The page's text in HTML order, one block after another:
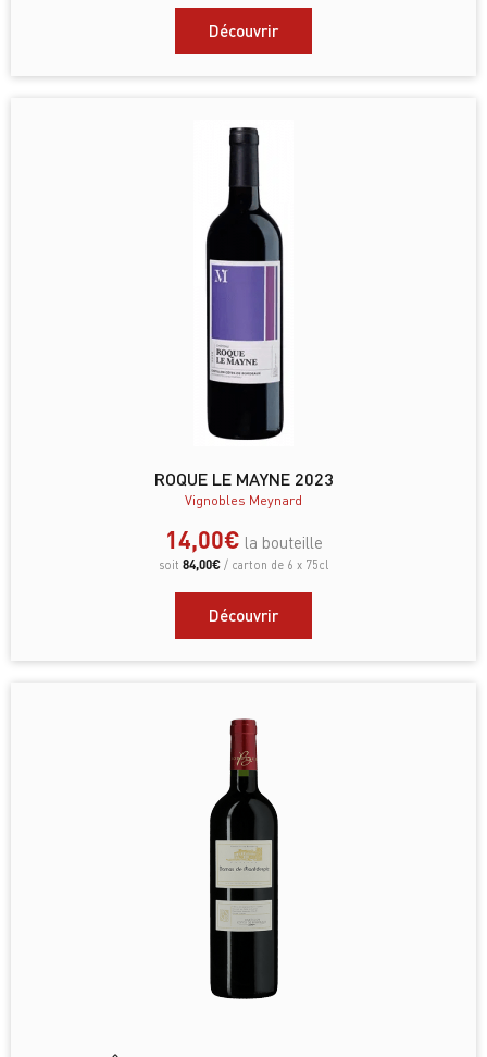
Découvrir
ROQUE LE MAYNE 2023
Vignobles Meynard
14,00€ la bouteille
soit 84,00€ / carton de 6 x 75cl
Découvrir